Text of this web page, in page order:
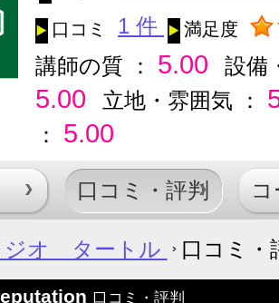
口コミ 1 件 満足度
講師の質 ： 5.00 設備
5.00 立地・雰囲気 ：
： 5.00
口コミ・評判
ジオ タートル 口コミ・
口コミ・評判